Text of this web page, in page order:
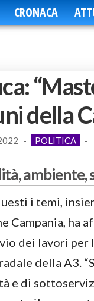
CRONACA
della
- POLITICA -
ambiente,
i temi,
Campania, ha
dei lavori
della A3.
e di